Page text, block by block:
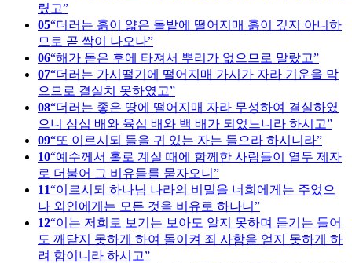
렸고
05 더러는 흙이 얇은 돌밭에 떨어지매 흙이 깊지 아니하
므로 곧 싹이 나오나
06 해가 돋은 후에 타져서 뿌리가 없으므로 말랐고
07 더러는 가시떨기에 떨어지매 가시가 자라 기운을 막
으므로 결실치 못하였고
08 더러는 좋은 땅에 떨어지매 자라 무성하여 결실하였
으니 삼십 배와 육십 배와 백 배가 되었느니라 하시고
09 또 이르시되 들을 귀 있는 자는 들으라 하시니라
10 예수께서 홀로 계실 때에 함께한 사람들이 열두 제자
로 더불어 그 비유들를 묻자오니
11 이르시되 하나님 나라의 비밀을 너희에게는 주었으
나 외인에게는 모든 것을 비유로 하나니
12 이는 저희로 보기는 보아도 알지 못하며 듣기는 들어
도 깨닫지 못하게 하여 돌이켜 죄 사함을 얻지 못하게 하
려 함이니라 하시고